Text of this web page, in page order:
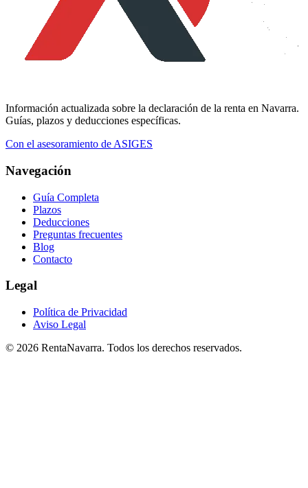
Información actualizada sobre la declaración de la renta en Navarra.
Guías, plazos y deducciones específicas.
Con el asesoramiento de ASIGES
Navegación
Guía Completa
Plazos
Deducciones
Preguntas frecuentes
Blog
Contacto
Legal
Política de Privacidad
Aviso Legal
© 2026 RentaNavarra. Todos los derechos reservados.